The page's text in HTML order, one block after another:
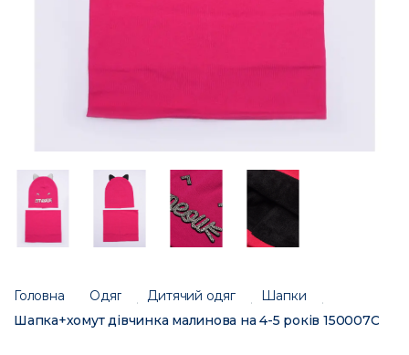
Головна Одяг Дитячий одяг
Шапки
Шапка+хомут дівчинка малинова на 4-5 років 150007C